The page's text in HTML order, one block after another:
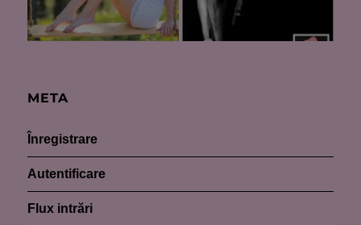
META
Înregistrare
Autentificare
Flux intrări